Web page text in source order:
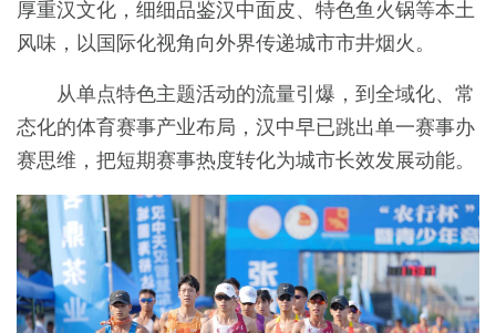
厚重汉文化，细细品鉴汉中面皮、特色鱼火锅等本土
风味，以国际化视角向外界传递城市市井烟火。
从单点特色主题活动的流量引爆，到全域化、常
态化的体育赛事产业布局，汉中早已跳出单一赛事办
赛思维，把短期赛事热度转化为城市长效发展动能。